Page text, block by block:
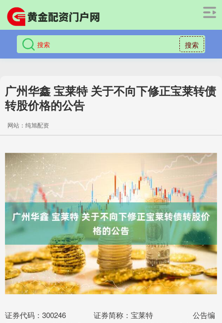
搜索
广州华鑫 宝莱特 关于不向下修正宝莱转债
转股价格的公告
网站：纯旭配资
证券代码：300246 证券简称：宝莱特 公告编